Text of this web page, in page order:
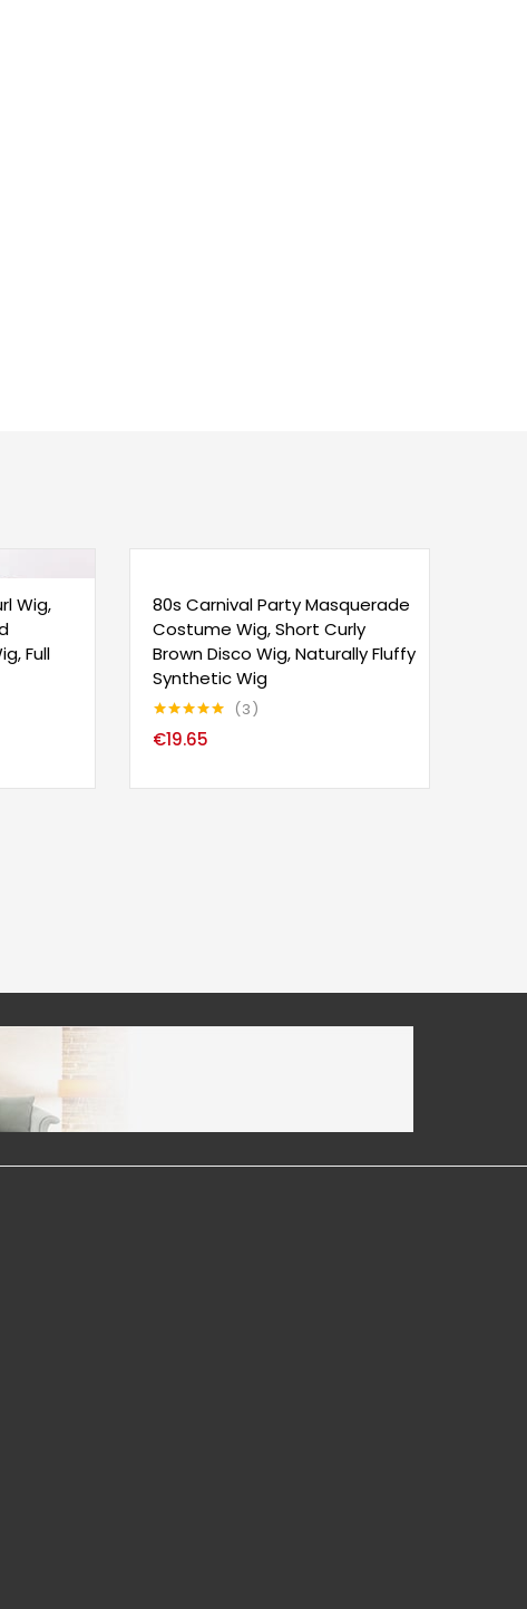
Wig,
Full
80s Carnival Party Masquerade
Costume Wig, Short Curly
Brown Disco Wig, Naturally Fluffy
Synthetic Wig
sur 5
3
€19.65